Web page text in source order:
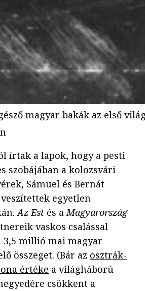
magyar bakák az első
írtak a lapok, hogy a pesti
szobájában a kolozsvári
Sámuel és Bernát
egyetlen
Az Est és aMagyarország
vaskos csalással
millió mai magyar
összeget. (Bár az osztrák-
értéke a világháború
csökkent a